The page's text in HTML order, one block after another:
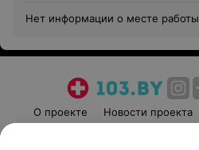
Нет информации о месте работы
О проекте Новости проекта